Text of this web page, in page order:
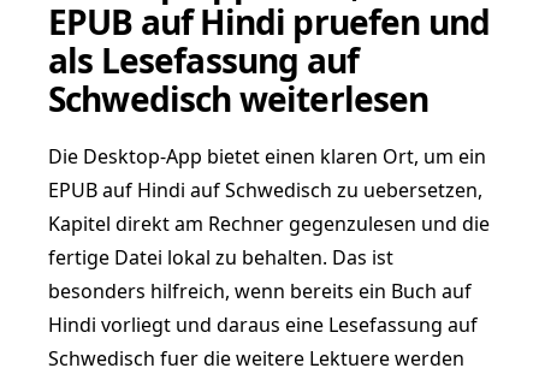
EPUB auf Hindi pruefen und
als Lesefassung auf
Schwedisch weiterlesen
Die Desktop-App bietet einen klaren Ort, um ein
EPUB auf Hindi auf Schwedisch zu uebersetzen,
Kapitel direkt am Rechner gegenzulesen und die
fertige Datei lokal zu behalten. Das ist
besonders hilfreich, wenn bereits ein Buch auf
Hindi vorliegt und daraus eine Lesefassung auf
Schwedisch fuer die weitere Lektuere werden